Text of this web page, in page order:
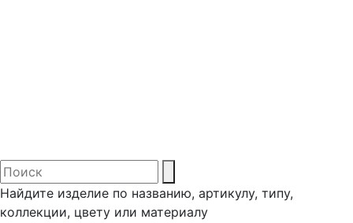
Найдите изделие по названию, артикулу, типу,
коллекции, цвету или материалу